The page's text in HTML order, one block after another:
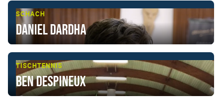
SCHACH
Daniel Dardha
TISCHTENNIS
Ben Despineux